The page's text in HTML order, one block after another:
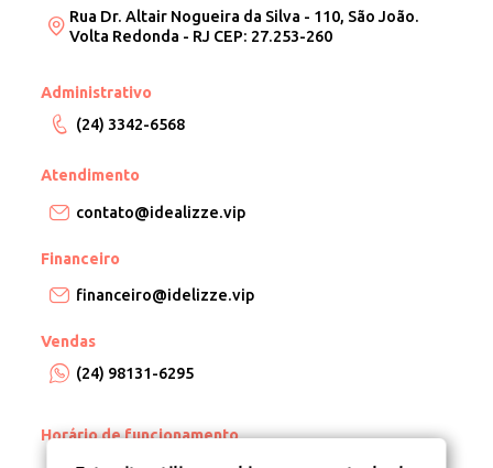
Rua Dr. Altair Nogueira da Silva - 110, São João.
Volta Redonda - RJ CEP: 27.253-260
Administrativo
(24) 3342-6568
Atendimento
contato@idealizze.vip
Financeiro
financeiro@idelizze.vip
Vendas
(24) 98131-6295
Horário de funcionamento